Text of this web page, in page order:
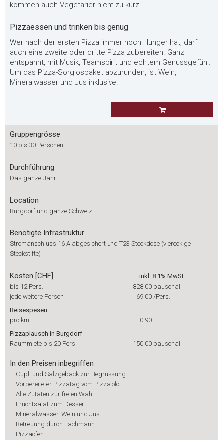
kommen auch Vegetarier nicht zu kurz.
Pizzaessen und trinken bis genug
Wer nach der ersten Pizza immer noch Hunger hat, darf
auch eine zweite oder dritte Pizza zubereiten. Ganz
entspannt, mit Musik, Teamspirit und echtem Genussgefühl.
Um das Pizza-Sorglospaket abzurunden, ist Wein,
Mineralwasser und Jus inklusive.
Gruppengrösse
10 bis 30 Personen
Durchführung
Das ganze Jahr
Location
Burgdorf und ganze Schweiz
Benötigte Infrastruktur
Stromanschluss 16 A abgesichert und T23 Steckdose (viereckige
Steckstifte)
Kosten [CHF]
inkl. 8.1% MwSt.
bis 12 Pers.
828.00 pauschal
jede weitere Person
69.00 /Pers.
Reisespesen
pro km
0.90
Pizzaplausch in Burgdorf
Raummiete bis 20 Pers.
150.00 pauschal
In den Preisen inbegriffen
- Cüpli und Salzgebäck zur Begrüssung
- Vorbereiteter Pizzatag vom Pizzaiolo
- Alle Zutaten zur freien Wahl
- Fruchtsalat zum Dessert
- Mineralwasser, Wein und Jus
- Betreuung durch Fachmann
- Pizzaofen